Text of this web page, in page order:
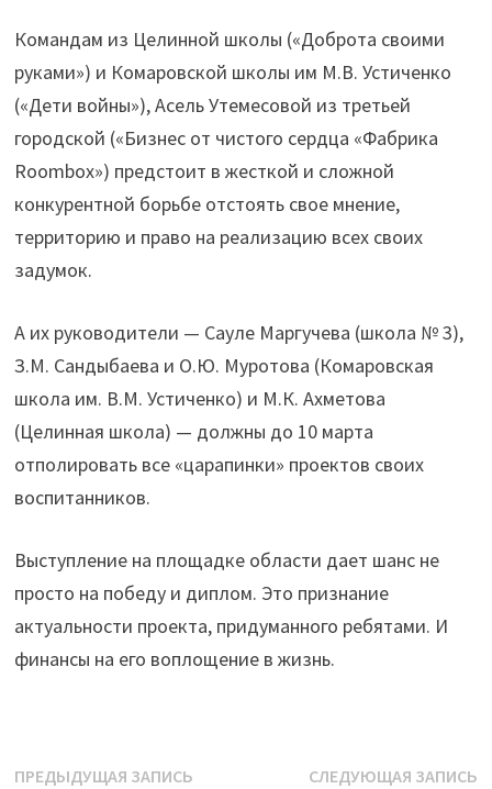
Командам из Целинной школы («Доброта своими
руками») и Комаровской школы им М.В. Устиченко
(«Дети войны»), Асель Утемесовой из третьей
городской («Бизнес от чистого сердца «Фабрика
Roombox») предстоит в жесткой и сложной
конкурентной борьбе отстоять свое мнение,
территорию и право на реализацию всех своих
задумок.
А их руководители — Сауле Маргучева (школа № 3),
З.М. Сандыбаева и О.Ю. Муротова (Комаровская
школа им. В.М. Устиченко) и М.К. Ахметова
(Целинная школа) — должны до 10 марта
отполировать все «царапинки» проектов своих
воспитанников.
Выступление на площадке области дает шанс не
просто на победу и диплом. Это признание
актуальности проекта, придуманного ребятами. И
финансы на его воплощение в жизнь.
Навигация
ПРЕДЫДУЩАЯ ЗАПИСЬПредыдущая
СЛЕДУЮЩАЯ ЗАПИСЬ